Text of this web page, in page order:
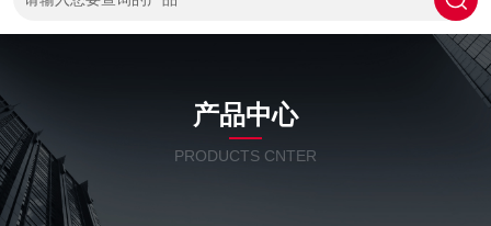
产品中心
PRODUCTS CNTER